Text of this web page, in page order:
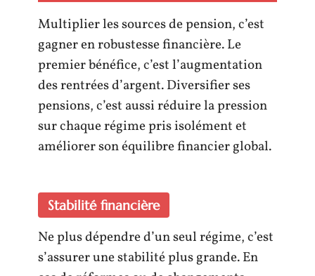
Multiplier les sources de pension, c’est
gagner en robustesse financière. Le
premier bénéfice, c’est l’augmentation
des rentrées d’argent. Diversifier ses
pensions, c’est aussi réduire la pression
sur chaque régime pris isolément et
améliorer son équilibre financier global.
Stabilité financière
Ne plus dépendre d’un seul régime, c’est
s’assurer une stabilité plus grande. En